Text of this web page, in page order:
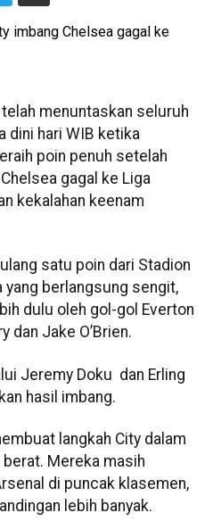
menuntaskan seluruh
dini hari WIB ketika
poin penuh setelah
gagal ke Liga
kekalahan keenam
satu poin dari Stadion
yang berlangsung sengit,
dulu oleh gol-gol Everton
dan Jake O’Brien.
Jeremy Doku dan Erling
hasil imbang.
langkah City dalam
Mereka masih
di puncak klasemen,
lebih banyak.